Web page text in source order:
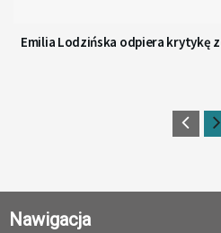
Emilia Lodzińska odpiera krytykę
Nawigacja